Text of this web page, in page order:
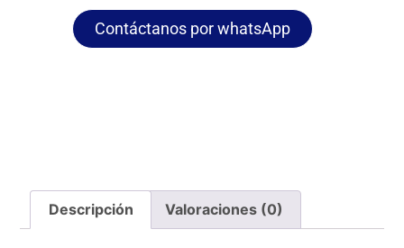
Contáctanos por whatsApp
Descripción Valoraciones (0)